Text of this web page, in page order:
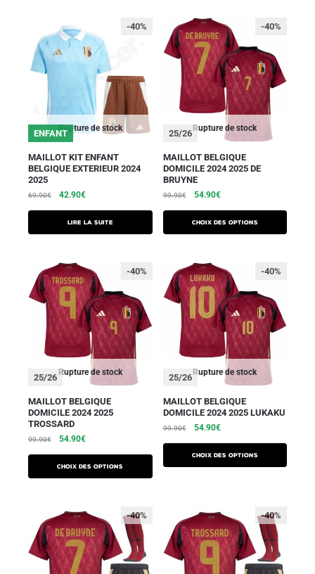
Rupture de stock
ENFANT
-40%
MAILLOT KIT ENFANT
BELGIQUE EXTERIEUR 2024
2025
69.90€ 42.90€
Lire la suite
Rupture de stock
25/26
-40%
MAILLOT BELGIQUE
DOMICILE 2024 2025 DE
BRUYNE
99.90€ 54.90€
Choix des options
Rupture de stock
25/26
-40%
MAILLOT BELGIQUE
DOMICILE 2024 2025
TROSSARD
99.90€ 54.90€
Choix des options
Rupture de stock
25/26
-40%
MAILLOT BELGIQUE
DOMICILE 2024 2025 LUKAKU
99.90€ 54.90€
Choix des options
-40% -40%